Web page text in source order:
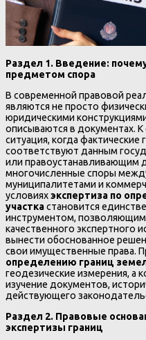
Раздел 1. Введение:
предметом спора
В современной правовой
являются не просто
юридическими
описываются в документах.
ситуация, когда фактические
соответствуют данным
или правоустанавливающим
многочисленные споры
муниципалитетами и
условияхэкспертиза по
участкастановится
инструментом, позволяющим
качественного экспертного
вынести обоснованное
свои имущественные права.
определению границ
геодезические измерения, а
изучение документов,
действующего
Раздел 2. Правовые
экспертизы границ